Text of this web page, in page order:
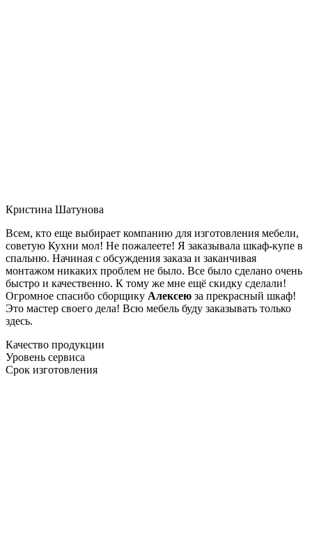
Кристина Шатунова
Всем, кто еще выбирает компанию для изготовления мебели,
советую Кухни мол! Не пожалеете! Я заказывала шкаф-купе в
спальню. Начиная с обсуждения заказа и заканчивая
монтажом никаких проблем не было. Все было сделано очень
быстро и качественно. К тому же мне ещё скидку сделали!
Огромное спасибо сборщику Алексею за прекрасный шкаф!
Это мастер своего дела! Всю мебель буду заказывать только
здесь.
Качество продукции
Уровень сервиса
Срок изготовления